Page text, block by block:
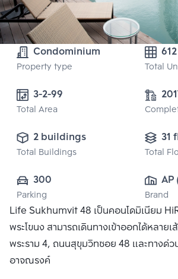
Condominium
Property type
612
Total
Total Area
2 buildings
Total Buildings
31
Total
300
Parking
AP
Brand
Life Sukhumvit 48 เป็นคอนโดมิเนียม
พระโขนง สามารถเดินทางเข้าออกได้หลายเ
พระราม 4, ถนนสุขุมวิทซอย 48 และทางด่วน
อาจณรงค์